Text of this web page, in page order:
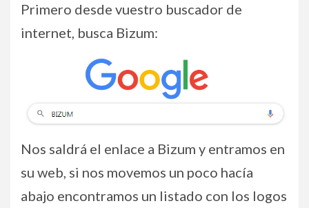
Primero desde vuestro buscador de
internet, busca Bizum:
Nos saldrá el enlace a Bizum y entramos en
su web, si nos movemos un poco hacía
abajo encontramos un listado con los logos